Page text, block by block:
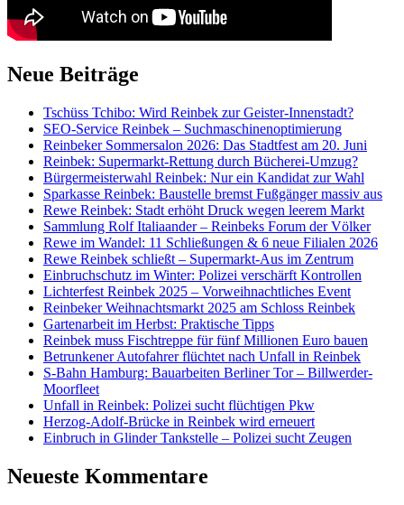
Neue Beiträge
Tschüss Tchibo: Wird Reinbek zur Geister-Innenstadt?
SEO-Service Reinbek – Suchmaschinenoptimierung
Reinbeker Sommersalon 2026: Das Stadtfest am 20. Juni
Reinbek: Supermarkt-Rettung durch Bücherei-Umzug?
Bürgermeisterwahl Reinbek: Nur ein Kandidat zur Wahl
Sparkasse Reinbek: Baustelle bremst Fußgänger massiv aus
Rewe Reinbek: Stadt erhöht Druck wegen leerem Markt
Sammlung Rolf Italiaander – Reinbeks Forum der Völker
Rewe im Wandel: 11 Schließungen & 6 neue Filialen 2026
Rewe Reinbek schließt – Supermarkt-Aus im Zentrum
Einbruchschutz im Winter: Polizei verschärft Kontrollen
Lichterfest Reinbek 2025 – Vorweihnachtliches Event
Reinbeker Weihnachtsmarkt 2025 am Schloss Reinbek
Gartenarbeit im Herbst: Praktische Tipps
Reinbek muss Fischtreppe für fünf Millionen Euro bauen
Betrunkener Autofahrer flüchtet nach Unfall in Reinbek
S-Bahn Hamburg: Bauarbeiten Berliner Tor – Billwerder-
Moorfleet
Unfall in Reinbek: Polizei sucht flüchtigen Pkw
Herzog-Adolf-Brücke in Reinbek wird erneuert
Einbruch in Glinder Tankstelle – Polizei sucht Zeugen
Neueste Kommentare